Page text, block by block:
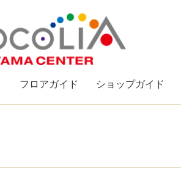
フロアガイド ショップガイド